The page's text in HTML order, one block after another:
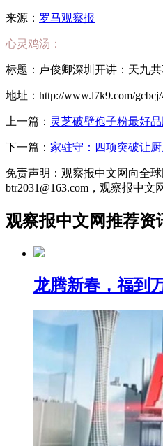
来源： 罗马观察报
心灵鸡汤：
标题：卢俊卿深圳开讲：天九
地址：http://www.l7k9.com/gcbcj/
上一篇： 灵芝破壁孢子粉最好
下一篇： 家驻守：四项突破让
免责声明：观察报中文网向全
btr2031@163.com，观察报中文
观察报中文网推荐资
龙腾新春，福到